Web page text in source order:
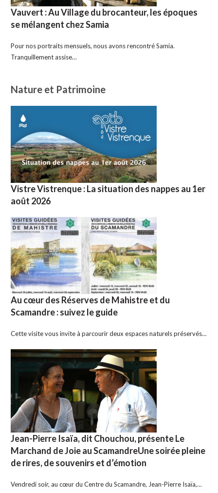
Vauvert : Au Village du brocanteur, les époques
se mélangent chez Samia
Pour nos portraits mensuels, nous avons rencontré Samia.
Tranquillement assise…
Nature et Patrimoine
Vistre Vistrenque : La situation des nappes au 1er
août 2026
Au cœur des Réserves de Mahistre et du
Scamandre : suivez le guide
Cette visite vous invite à parcourir deux espaces naturels préservés…
Jean-Pierre Isaïa, dit Chouchou, présente Le
Marchand de Joie au ScamandreUne soirée pleine
de rires, de souvenirs et d’émotion
Vendredi soir, au cœur du Centre du Scamandre, Jean-Pierre Isaïa,…